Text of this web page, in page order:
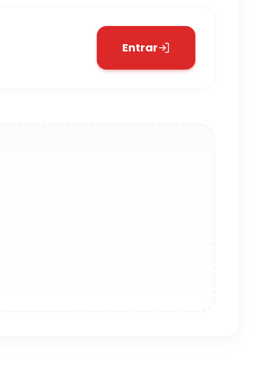
Entrar